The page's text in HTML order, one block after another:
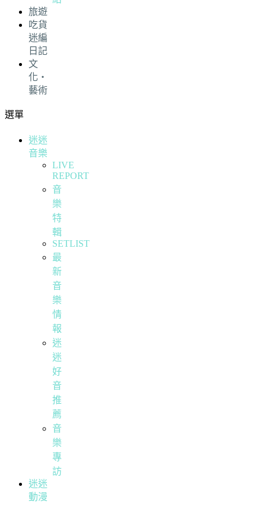
旅遊
吃貨
迷編
日記
文
化・
藝術
選單
迷迷
音樂
LIVE
REPORT
音
樂
特
輯
SETLIST
最
新
音
樂
情
報
迷
迷
好
音
推
薦
音
樂
專
訪
迷迷
動漫